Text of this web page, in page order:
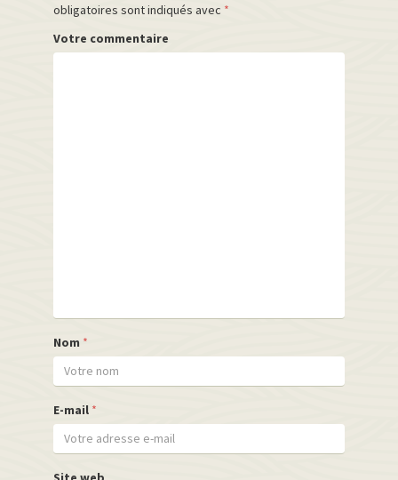
obligatoires sont indiqués avec *
Votre commentaire
Nom *
E-mail *